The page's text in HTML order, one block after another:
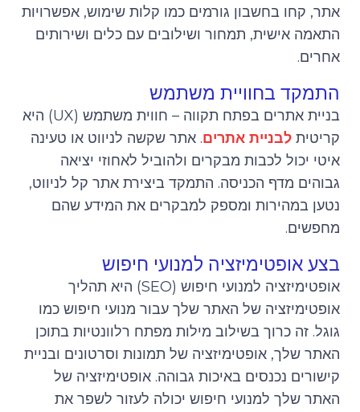
אתר, קחו בחשבון גורמים כמו קלות שימוש, אפשרויות
התאמה אישית, תמחור ושילובים עם כלים ושירותים
אחרים.
התמקד בחוויית משתמש
בניית אתרים בפתח תקווה – חווית משתמש (UX) היא
קריטית לבניית אתרים. אתר שקשה לניווט או טעינה
איטי יכול לכבות מבקרים ולהוביל לאחוזי יציאה
גבוהים מדף הכניסה. התמקד ביצירת אתר קל לניווט,
נטען במהירות ומספק למבקרים את המידע שהם
מחפשים.
בצע אופטימיזציה למנועי חיפוש
אופטימיזציה למנועי חיפוש (SEO) היא תהליך
אופטימיזציה של האתר שלך עבור מנועי חיפוש כמו
גוגל. זה כרוך בשילוב מילות מפתח רלוונטיות בתוכן
האתר שלך, אופטימיזציה של תמונות וסרטונים ובניית
קישורים נכנסים באיכות גבוהה. אופטימיזציה של
האתר שלך למנועי חיפוש יכולה לעזור לשפר את